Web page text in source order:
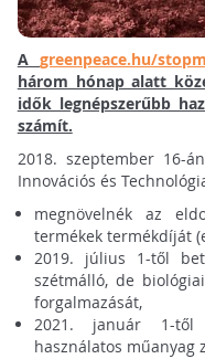
Agreenpeace.hu/
három hónap alatt
idők legnépszerűbb
számít.
2018. szeptember 16-
Innovációs és
megnövelnék az
termékek termékdíját
2019. július 1-től
szétmálló, de
forgalmazását,
2021. január 1-től
használatos műanyag